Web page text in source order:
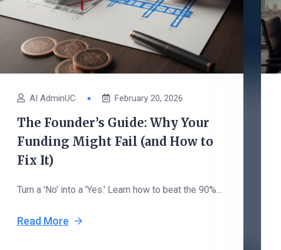
AI AdminUC February 20, 2026
The Founder’s Guide: Why Your
Funding Might Fail (and How to
Fix It)
Turn a 'No' into a 'Yes.' Learn how to beat the 90%...
Read More